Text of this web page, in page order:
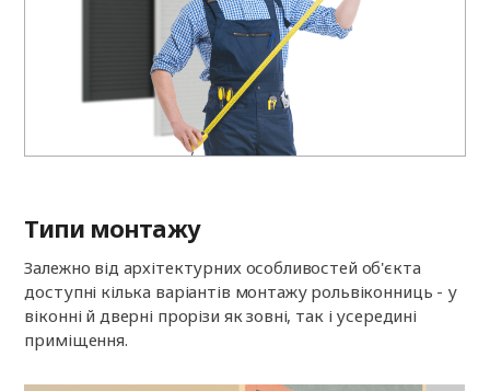
Типи монтажу
Залежно від архітектурних особливостей об'єкта
доступні кілька варіантів монтажу рольвіконниць - у
віконні й дверні прорізи як зовні, так і усередині
приміщення.